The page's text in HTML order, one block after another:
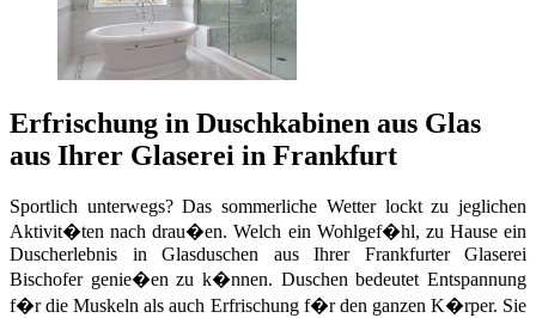
Erfrischung in Duschkabinen aus Glas
aus Ihrer Glaserei in Frankfurt
Sportlich unterwegs? Das sommerliche Wetter lockt zu jeglichen
Aktivit�ten nach drau�en. Welch ein Wohlgef�hl, zu Hause ein
Duscherlebnis in Glasduschen aus Ihrer Frankfurter Glaserei
Bischofer genie�en zu k�nnen. Duschen bedeutet Entspannung
f�r die Muskeln als auch Erfrischung f�r den ganzen K�rper. Sie